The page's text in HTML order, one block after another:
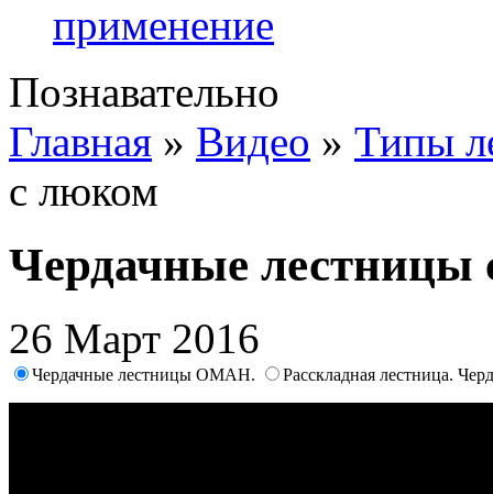
применение
Познавательно
Главная » Видео » Типы
с люком
Чердачные лестницы
26 Март 2016
Чердачные лестницы ОМАН. Расскладная лестница.